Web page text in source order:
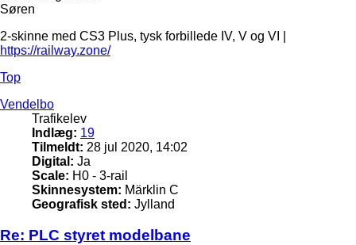
Søren
2-skinne med CS3 Plus, tysk forbillede IV, V og VI |
https://railway.zone/
Top
Vendelbo
Trafikelev
Indlæg: 19
Tilmeldt: 28 jul 2020, 14:02
Digital: Ja
Scale: H0 - 3-rail
Skinnesystem: Märklin C
Geografisk sted: Jylland
Re: PLC styret modelbane